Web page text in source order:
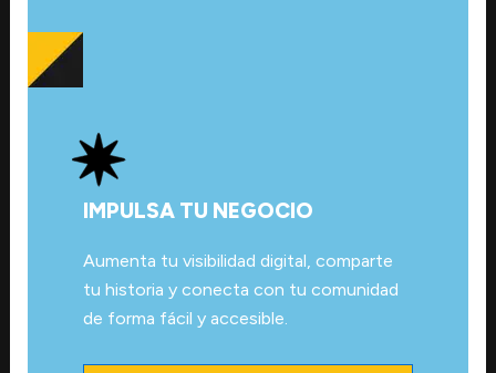
IMPULSA TU NEGOCIO
Aumenta tu visibilidad digital, comparte
tu historia y conecta con tu comunidad
de forma fácil y accesible.